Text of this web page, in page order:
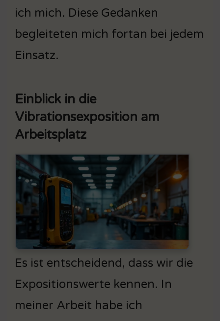
ich mich. Diese Gedanken
begleiteten mich fortan bei jedem
Einsatz.
Einblick in die
Vibrationsexposition am
Arbeitsplatz
Es ist entscheidend, dass wir die
Expositionswerte kennen. In
meiner Arbeit habe ich